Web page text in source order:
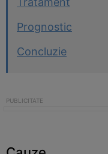
Prognostic
Concluzie